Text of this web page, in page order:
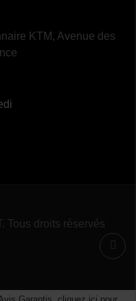
KTM, Avenue des
Tous droits réservés